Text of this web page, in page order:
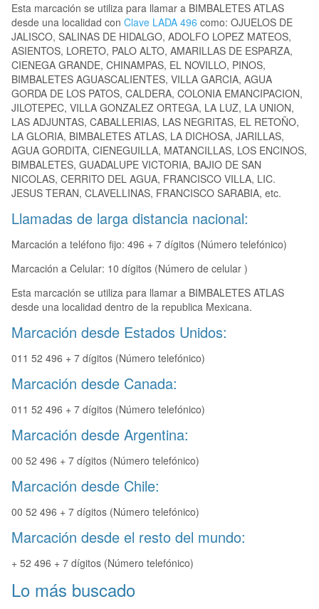
Esta marcación se utiliza para llamar a BIMBALETES ATLAS
desde una localidad con Clave LADA 496 como: OJUELOS DE
JALISCO, SALINAS DE HIDALGO, ADOLFO LOPEZ MATEOS,
ASIENTOS, LORETO, PALO ALTO, AMARILLAS DE ESPARZA,
CIENEGA GRANDE, CHINAMPAS, EL NOVILLO, PINOS,
BIMBALETES AGUASCALIENTES, VILLA GARCIA, AGUA
GORDA DE LOS PATOS, CALDERA, COLONIA EMANCIPACION,
JILOTEPEC, VILLA GONZALEZ ORTEGA, LA LUZ, LA UNION,
LAS ADJUNTAS, CABALLERIAS, LAS NEGRITAS, EL RETOÑO,
LA GLORIA, BIMBALETES ATLAS, LA DICHOSA, JARILLAS,
AGUA GORDITA, CIENEGUILLA, MATANCILLAS, LOS ENCINOS,
BIMBALETES, GUADALUPE VICTORIA, BAJIO DE SAN
NICOLAS, CERRITO DEL AGUA, FRANCISCO VILLA, LIC.
JESUS TERAN, CLAVELLINAS, FRANCISCO SARABIA, etc.
Llamadas de larga distancia nacional:
Marcación a teléfono fijo: 496 + 7 dígitos (Número telefónico)
Marcación a Celular: 10 dígitos (Número de celular )
Esta marcación se utiliza para llamar a BIMBALETES ATLAS
desde una localidad dentro de la republica Mexicana.
Marcación desde Estados Unidos:
011 52 496 + 7 dígitos (Número telefónico)
Marcación desde Canada:
011 52 496 + 7 dígitos (Número telefónico)
Marcación desde Argentina:
00 52 496 + 7 dígitos (Número telefónico)
Marcación desde Chile:
00 52 496 + 7 dígitos (Número telefónico)
Marcación desde el resto del mundo:
+ 52 496 + 7 dígitos (Número telefónico)
Lo más buscado